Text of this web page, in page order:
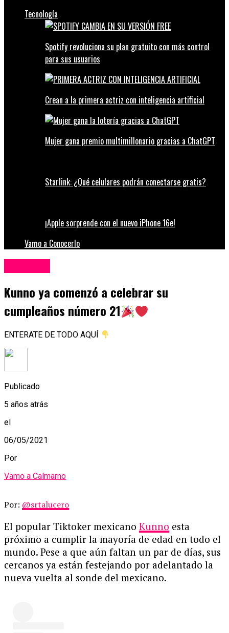
Tecnología
Spotify revoluciona su plan gratuito con más control
para sus usuarios
Crean a la primera actriz con inteligencia artificial
Mujer gana premio multimillonario gracias a ChatGPT
Starlink: ¿Qué celulares podrán conectarse gratis?
¡Apple sorprende con el nuevo iPhone 16e!
Vamo a Conocerlo
Kunno ya comenzó a celebrar su
cumpleaños número 21
ENTERATE DE TODO AQUÍ
Publicado
5 años atrás
el
06/05/2021
Por
Vamo a Calmarno
Por: @srtalucero
El popular Tiktoker mexicano Kunno esta
próximo a cumplir la mayoría de edad en todo el
mundo. Pese a que aún faltan un par de días, sus
cercanos ya están festejando por adelantado la
nueva vuelta al sonde del mexicano.